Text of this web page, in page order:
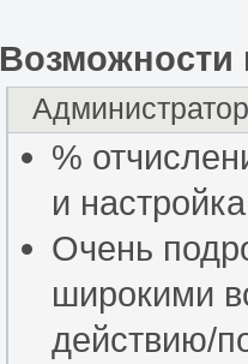
Возможности
%
и
Очень
широкими
действию/